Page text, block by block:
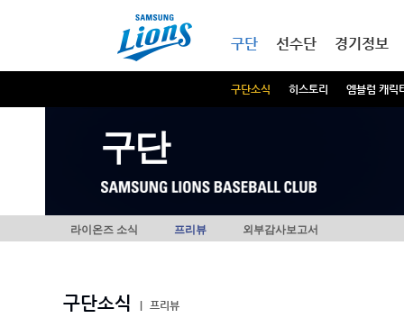
구단
구단소식 히스토리 엠블럼 캐릭
선수단 경기정보
구단
라이온즈 소식 프리뷰 외부감사보고서
구단소식
프리뷰